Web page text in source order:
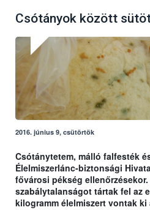
Csótányok között
2016. június 9, csütörtök
Csótánytetem, málló falfesték
Élelmiszerlánc-biztonsági
fővárosi pékség
szabálytalanságot tártak fel az
kilogramm élelmiszert vontak